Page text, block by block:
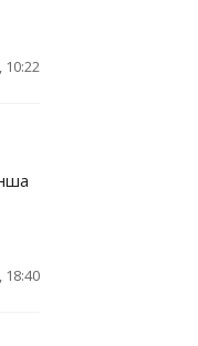
10:22
18:40